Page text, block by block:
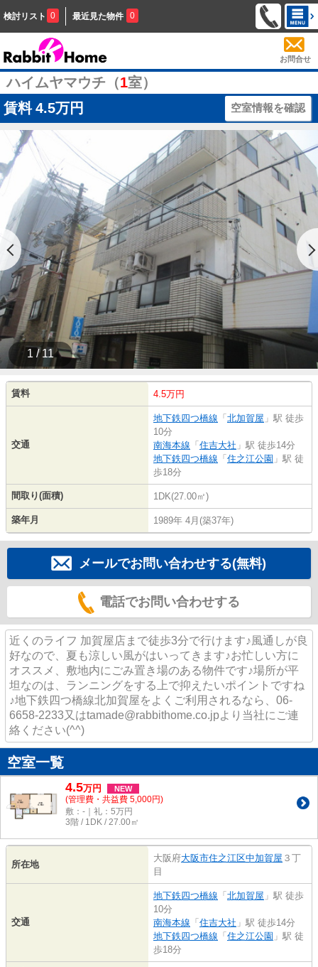
検討リスト 0 最近見た物件 0
お問合せ
ハイムヤマウチ（1室）
賃料 4.5万円 空室情報を確認
1 / 11
賃料 4.5万円
交通
地下鉄四つ橋線 「 北加賀屋 」駅 徒歩
10分
南海本線 「 住吉大社 」駅 徒歩14分
地下鉄四つ橋線 「 住之江公園 」駅 徒
歩18分
間取り(面積) 1DK(27.00㎡)
築年月 1989年 4月(築37年)
メールでお問い合わせする(無料)
電話でお問い合わせする
近くのライフ 加賀屋店まで徒歩3分で行けます♪風通しが良
好なので、夏も涼しい風がはいってきます♪お忙しい方に
オススメ、敷地内にごみ置き場のある物件です♪場所が平
坦なのは、ランニングをする上で抑えたいポイントですね
♪地下鉄四つ橋線北加賀屋をよくご利用されるなら、06-
6658-2233又はtamade@rabbithome.co.jpより当社にご連
絡ください(^^)
空室一覧
4.5万円 NEW
(管理費・共益費 5,000円)
敷：-｜礼：5万円
3階 / 1DK / 27.00㎡
所在地
大阪府大阪市住之江区中加賀屋 ３丁
目
交通
地下鉄四つ橋線 「 北加賀屋 」駅 徒歩
10分
南海本線 「 住吉大社 」駅 徒歩14分
地下鉄四つ橋線 「 住之江公園 」駅 徒
歩18分